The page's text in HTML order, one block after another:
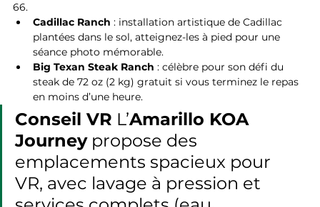
66.
Cadillac Ranch : installation artistique de Cadillac
plantées dans le sol, atteignez-les à pied pour une
séance photo mémorable.
Big Texan Steak Ranch : célèbre pour son défi du
steak de 72 oz (2 kg) gratuit si vous terminez le repas
en moins d’une heure.
Conseil VR L’Amarillo KOA
Journey propose des
emplacements spacieux pour
VR, avec lavage à pression et